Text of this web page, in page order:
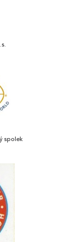
spolek